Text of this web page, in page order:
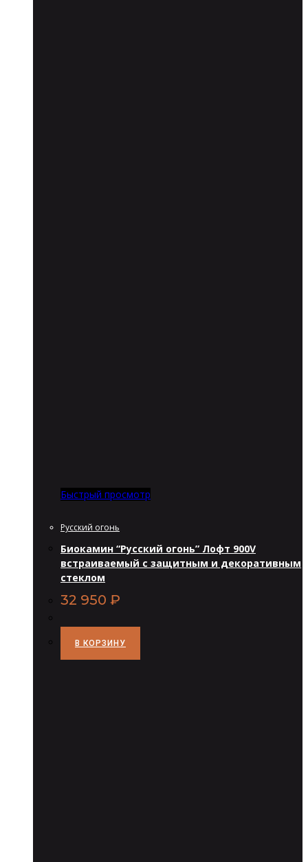
Быстрый просмотр
Русский огонь
Биокамин “Русский огонь” Лофт 900V
встраиваемый с защитным и декоративным
стеклом
32 950 ₽
В КОРЗИНУ